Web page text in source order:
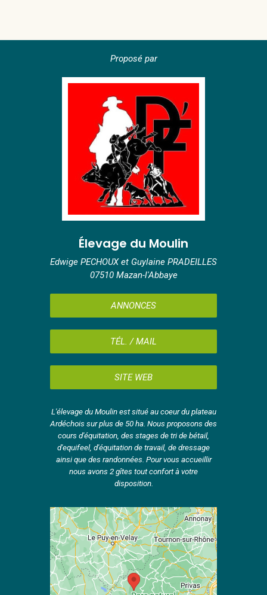
Proposé par
Élevage du Moulin
Edwige PECHOUX et Guylaine PRADEILLES
07510 Mazan-l'Abbaye
ANNONCES
TÉL. / MAIL
SITE WEB
L'élevage du Moulin est situé au coeur du plateau
Ardéchois sur plus de 50 ha. Nous proposons des
cours d'équitation, des stages de tri de bétail,
d'equifeel, d'équitation de travail, de dressage
ainsi que des randonnées. Pour vous accueillir
nous avons 2 gîtes tout confort à votre
disposition.